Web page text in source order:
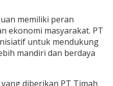
memiliki peran
ekonomi masyarakat. PT
untuk mendukung
mandiri dan berdaya
diberikan PT Timah